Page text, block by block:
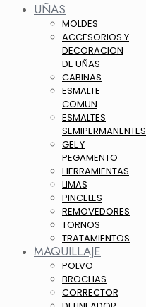
UÑAS
MOLDES
ACCESORIOS Y
DECORACION
DE UÑAS
CABINAS
ESMALTE
COMUN
ESMALTES
SEMIPERMANENTES
GEL Y
PEGAMENTO
HERRAMIENTAS
LIMAS
PINCELES
REMOVEDORES
TORNOS
TRATAMIENTOS
MAQUILLAJE
POLVO
BROCHAS
CORRECTOR